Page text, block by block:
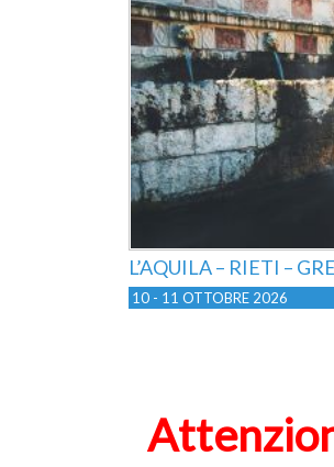
L’AQUILA – RIETI –
10 - 11 OTTOBRE 2026